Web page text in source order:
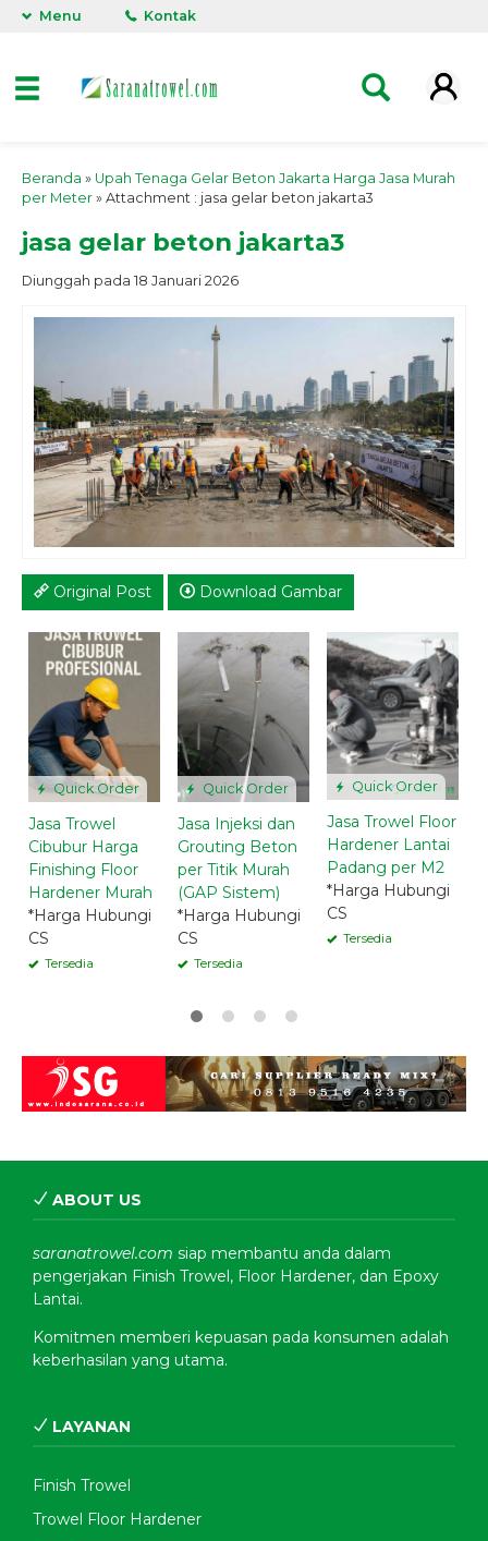
Menu Kontak
Beranda » Upah Tenaga Gelar Beton Jakarta Harga Jasa Murah
per Meter » Attachment : jasa gelar beton jakarta3
jasa gelar beton jakarta3
Diunggah pada 18 Januari 2026
Original Post Download Gambar
Quick Order
Jasa Trowel
Cibubur Harga
Finishing Floor
Hardener Murah
*Harga Hubungi
CS
Tersedia
Quick Order
Jasa Injeksi dan
Grouting Beton
per Titik Murah
(GAP Sistem)
*Harga Hubungi
CS
Tersedia
Quick Order
Jasa Trowel Floor
Hardener Lantai
Padang per M2
*Harga Hubungi
CS
Tersedia
ABOUT US
saranatrowel.com siap membantu anda dalam
pengerjakan Finish Trowel, Floor Hardener, dan Epoxy
Lantai.
Komitmen memberi kepuasan pada konsumen adalah
keberhasilan yang utama.
LAYANAN
Finish Trowel
Trowel Floor Hardener